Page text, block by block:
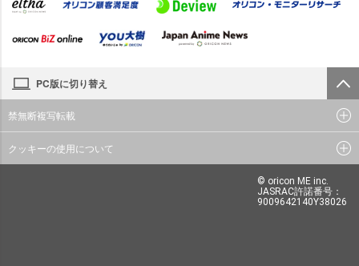
PC版に切り替え
禁無断複写転載
クッキーの使用について
© oricon ME inc.
JASRAC許諾番号：
9009642140Y38026